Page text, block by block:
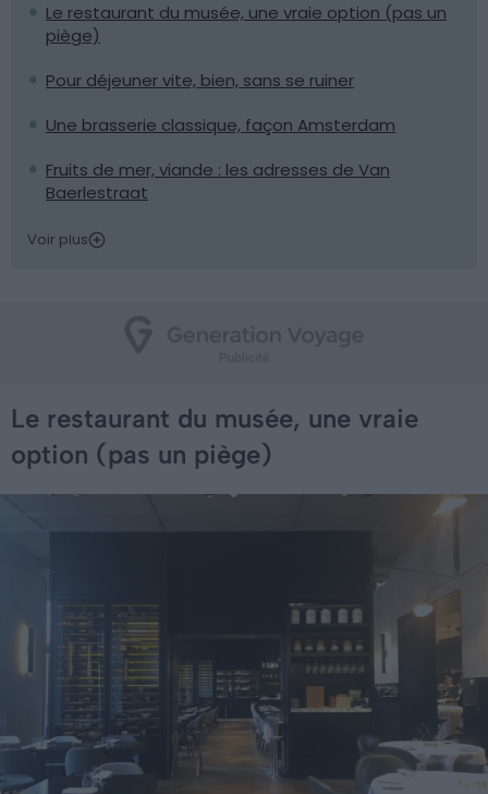
Le restaurant du musée, une vraie option (pas un
piège)
Pour déjeuner vite, bien, sans se ruiner
Une brasserie classique, façon Amsterdam
Fruits de mer, viande : les adresses de Van
Baerlestraat
Voir plus
Le restaurant du musée, une vraie
option (pas un piège)